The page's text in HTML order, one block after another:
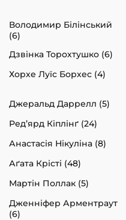
Володимир Білінський
(6)
Дзвінка Торохтушко (6)
Хорхе Луїс Борхес (4)
Джеральд Даррелл (5)
Ред’ярд Кіплінґ (24)
Анастасія Нікуліна (8)
Аґата Крісті (48)
Мартін Поллак (5)
Дженніфер Арментраут
(6)